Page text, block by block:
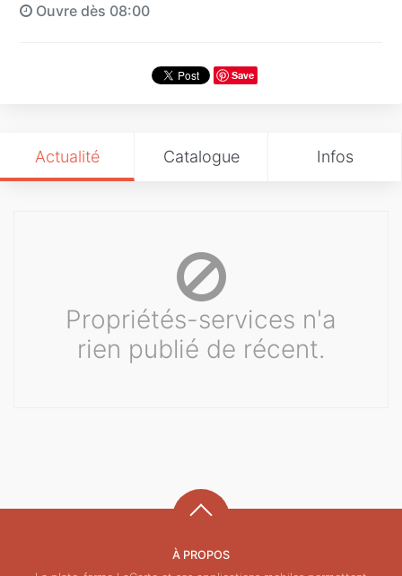
Ouvre dès 08:00
Save
Actualité Catalogue Infos
Propriétés-services n'a
rien publié de récent.
À PROPOS